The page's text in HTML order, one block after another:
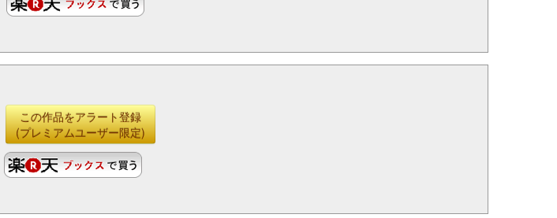
この作品をアラート登録
(プレミアムユーザー限定)